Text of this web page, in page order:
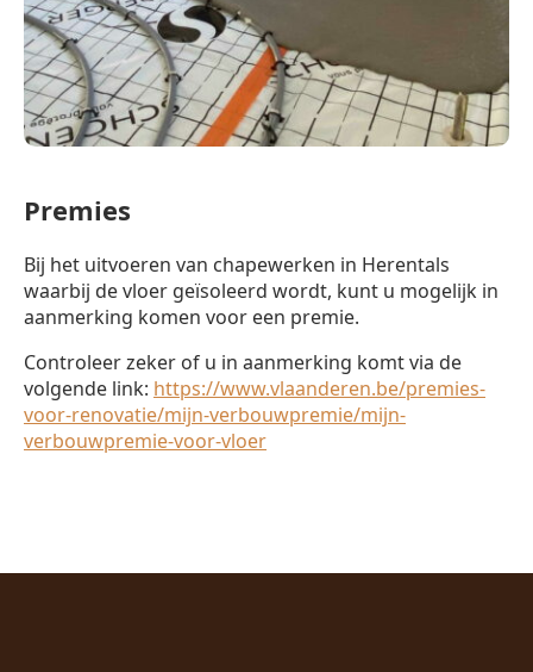
Premies
Bij het uitvoeren van chapewerken in Herentals
waarbij de vloer geïsoleerd wordt, kunt u mogelijk in
aanmerking komen voor een premie.
Controleer zeker of u in aanmerking komt via de
volgende link: https://www.vlaanderen.be/premies-
voor-renovatie/mijn-verbouwpremie/mijn-
verbouwpremie-voor-vloer